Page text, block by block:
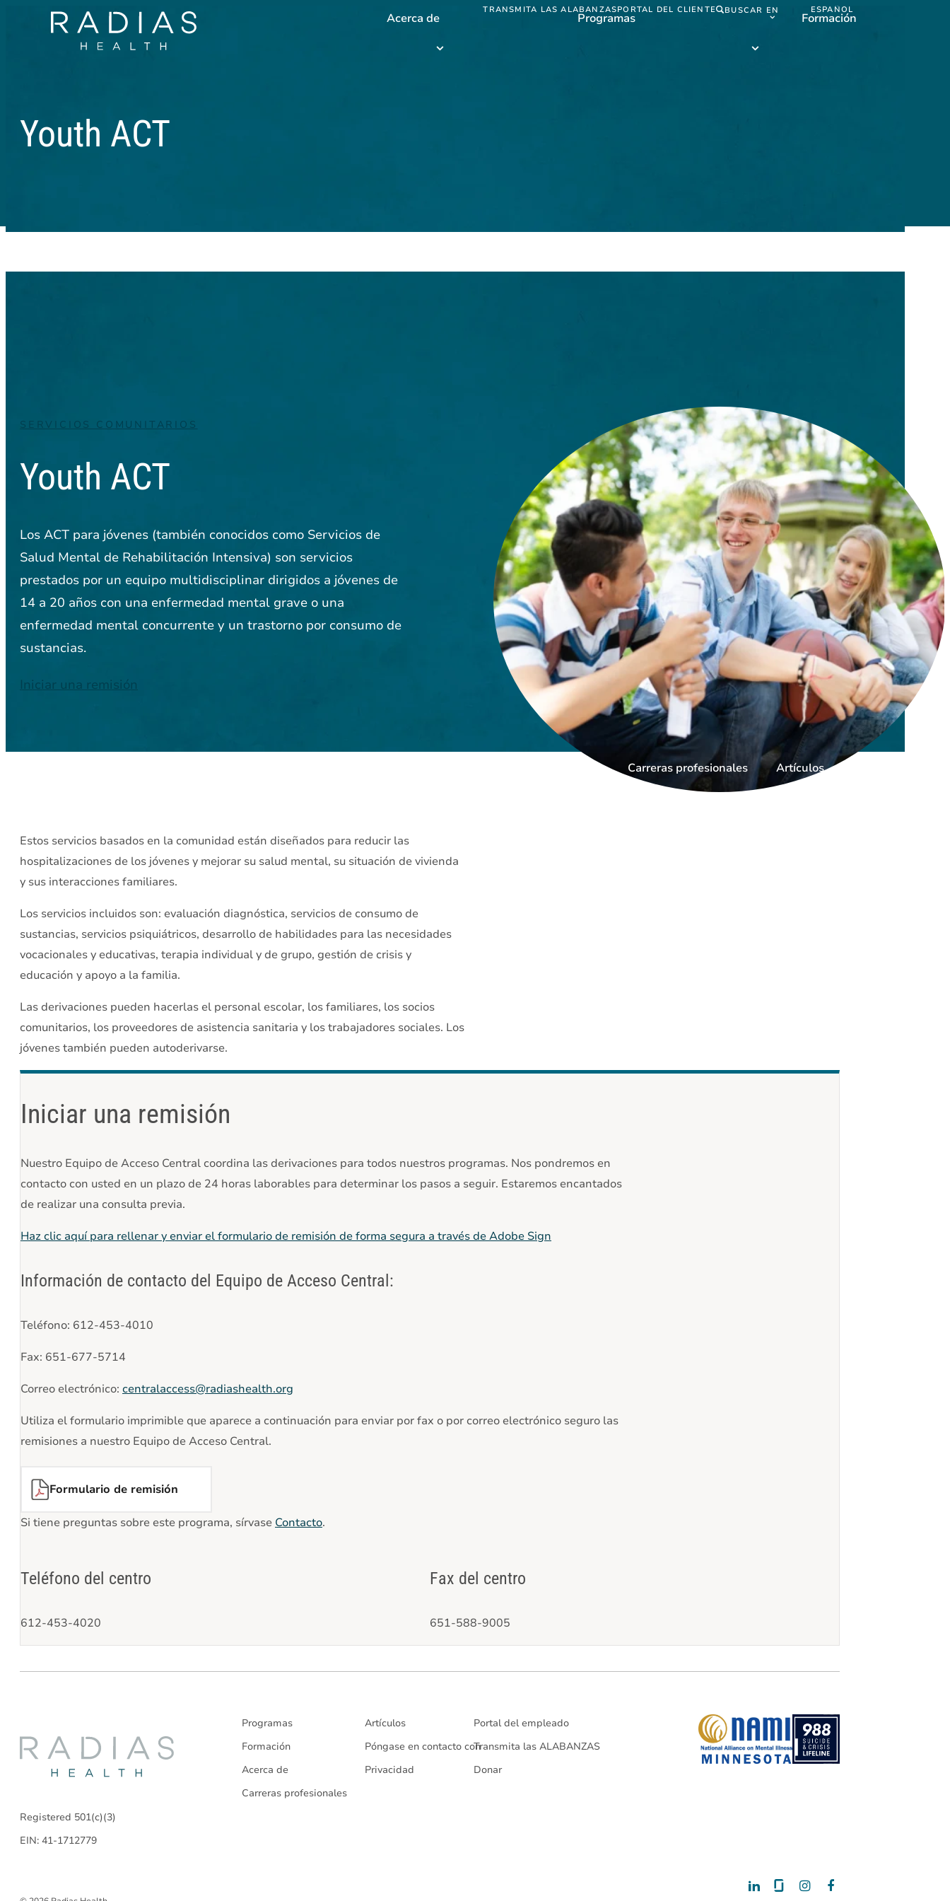
TRANSMITA LAS ALABANZASPORTAL DEL CLIENTE BUSCAR EN ESPAÑOL
Español
Acerca de
Programas
Programas
Formación
Formación
Carreras profesionales Artículos
Youth ACT
SERVICIOS COMUNITARIOS
Youth ACT
Los ACT para jóvenes (también conocidos como Servicios de
Salud Mental de Rehabilitación Intensiva) son servicios
prestados por un equipo multidisciplinar dirigidos a jóvenes de
14 a 20 años con una enfermedad mental grave o una
enfermedad mental concurrente y un trastorno por consumo de
sustancias.
Iniciar una remisión
Estos servicios basados en la comunidad están diseñados para reducir las
hospitalizaciones de los jóvenes y mejorar su salud mental, su situación de vivienda
y sus interacciones familiares.
Los servicios incluidos son: evaluación diagnóstica, servicios de consumo de
sustancias, servicios psiquiátricos, desarrollo de habilidades para las necesidades
vocacionales y educativas, terapia individual y de grupo, gestión de crisis y
educación y apoyo a la familia.
Las derivaciones pueden hacerlas el personal escolar, los familiares, los socios
comunitarios, los proveedores de asistencia sanitaria y los trabajadores sociales. Los
jóvenes también pueden autoderivarse.
Iniciar una remisión
Nuestro Equipo de Acceso Central coordina las derivaciones para todos nuestros programas. Nos pondremos en
contacto con usted en un plazo de 24 horas laborables para determinar los pasos a seguir. Estaremos encantados
de realizar una consulta previa.
Haz clic aquí para rellenar y enviar el formulario de remisión de forma segura a través de Adobe Sign
Información de contacto del Equipo de Acceso Central:
Teléfono: 612-453-4010
Fax: 651-677-5714
Correo electrónico: centralaccess@radiashealth.org
Utiliza el formulario imprimible que aparece a continuación para enviar por fax o por correo electrónico seguro las
remisiones a nuestro Equipo de Acceso Central.
Formulario de remisión
Si tiene preguntas sobre este programa, sírvase Contacto.
Teléfono del centro
612-453-4020
Fax del centro
651-588-9005
Radias
Health
Registered 501(c)(3)
EIN: 41-1712779
Programas
Formación
Acerca de
Carreras profesionales
Artículos
Póngase en contacto con
Privacidad
Portal del empleado
Transmita las ALABANZAS
Donar